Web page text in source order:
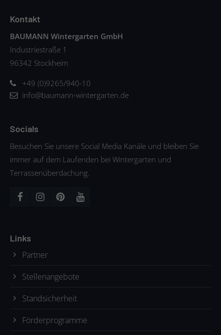
Kontakt
BAUMANN Wintergarten GmbH
Industriestraße 1
96342 Stockheim
+49 (0)9265/940-10
info@baumann-wintergarten.de
Socials
Besuchen Sie unsere Social Media Kanäle und bleiben Sie
immer auf dem Laufenden bei Wintergarten und
Terrassenüberdachung.
Links
Partner
Stellenangebote
Standsicherheit
Förderprogramme